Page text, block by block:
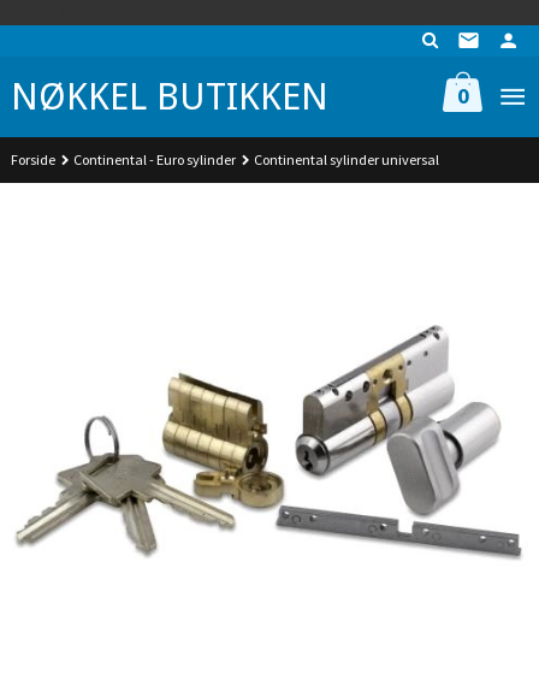
NØKKEL BUTIKKEN 0
Forside Continental - Euro sylinder Continental sylinder universal